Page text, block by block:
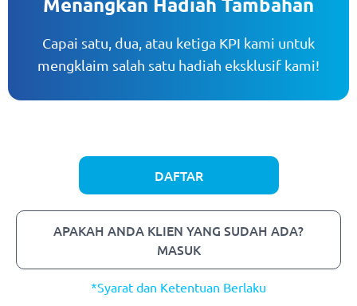
Capai satu, dua, atau ketiga KPI kami untuk
mengklaim salah satu hadiah eksklusif kami!
DAFTAR
APAKAH ANDA KLIEN YANG SUDAH ADA?
MASUK
*Syarat dan Ketentuan Berlaku